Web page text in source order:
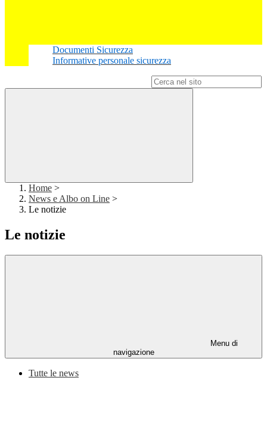
Documenti Sicurezza
Informative personale sicurezza
Home >
News e Albo on Line >
Le notizie
Le notizie
Menu di
navigazione
Tutte le news